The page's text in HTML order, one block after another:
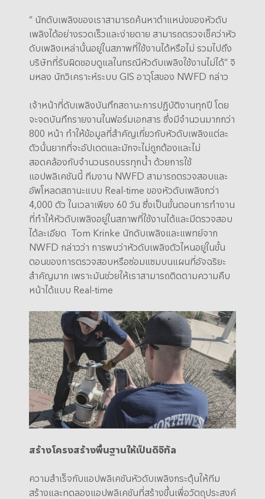
“ นักดับเพลิงของเราสามารถค้นหาตำแหน่งของหัวดับ
เพลิงได้อย่างรวดเร็วและง่ายดาย สามารถตรวจเช็คว่าหัว
ดับเพลิงเหล่านั้นอยู่ในสภาพที่ใช้งานได้หรือไม่ รวมไปถึง
บริษัทที่รับผิดชอบดูแลในกรณีหัวดับเพลิงใช้งานไม่ได้” จิ
มหลง นักวิเคราะห์ระบบ GIS อาวุโสของ NWFD กล่าว
เจ้าหน้าที่ดับเพลิงบันทึกสถานะการปฏิบัติงานทุกปี โดย
จะจดบันทึกรายงานในฟอร์มเอกสาร ซึ่งมีจำนวนมากกว่า
800 หน้า ทำให้ข้อมูลที่สำคัญเกี่ยวกับหัวดับเพลิงแต่ละ
ตัวนั้นยากที่จะอัปเดตและมักจะไม่ถูกต้องและไม่
สอดคล้องกับจำนวนรถบรรทุกน้ำ ด้วยการใช้
แอปพลิเคชันนี้ ทีมงาน NWFD สามารถตรวจสอบและ
อัพโหลดสถานะแบบ Real-time ของหัวดับเพลิงกว่า
4,000 ตัว ในเวลาเพียง 60 วัน ซึ่งเป็นขั้นตอนการทำงาน
ที่ทำให้หัวดับเพลิงอยู่ในสภาพที่ใช้งานได้และมีตรวจสอบ
ได้ละเอียด Tom Krinke นักดับเพลิงและแพทย์จาก
NWFD กล่าวว่า การพบว่าหัวดับเพลิงตัวไหนอยู่ในขั้น
ตอนของการตรวจสอบหรือซ่อมแซมบนแผนที่อัจฉริยะ
สำคัญมาก เพราะมันช่วยให้เราสามารถติดตามความคืบ
หน้าได้แบบ Real-time
สร้างโครงสร้างพื้นฐานให้เป็นดิจิทัล
ความสำเร็จกับแอปพลิเคชันหัวดับเพลิงกระตุ้นให้ทีม
สร้างและทดลองแอปพลิเคชันที่สร้างขึ้นเพื่อวัตถุประสงค์